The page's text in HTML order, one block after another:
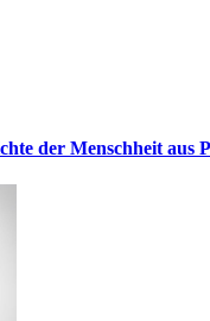
der Menschheit aus